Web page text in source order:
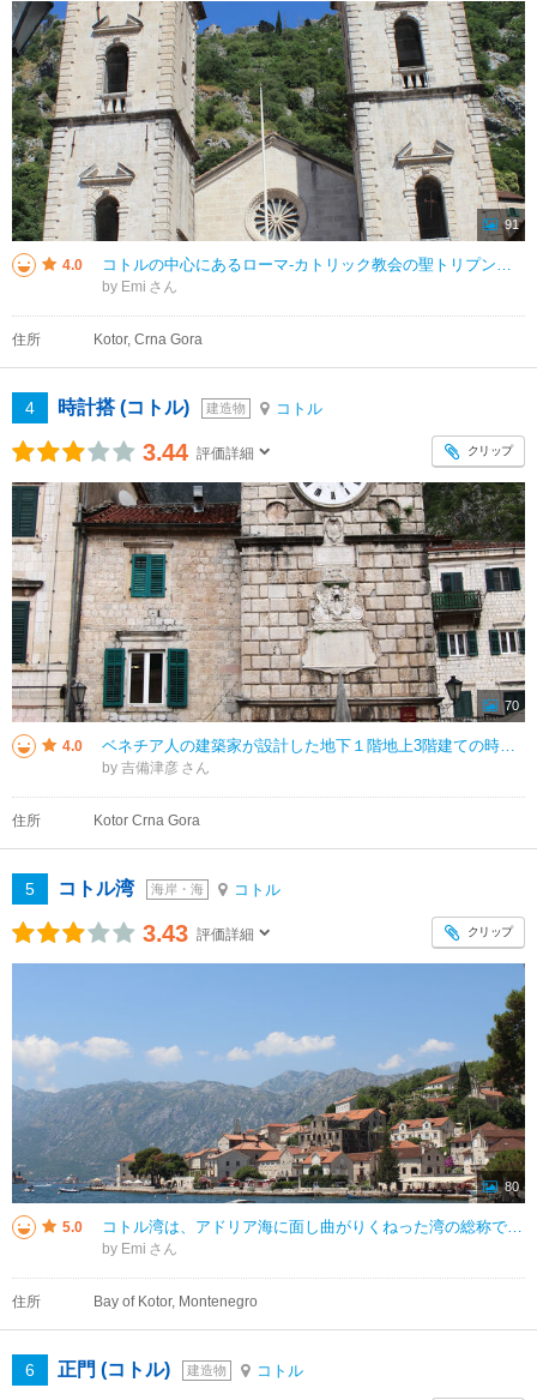
91
4.0 コトルの中心にあるローマ‐カトリック教会の聖トリプン大聖堂は、 コトルの守護聖人トリフォン（トリプン）を祭っています。 ９世紀の教会に起源し、１２世紀にロマネスク様式で建造されましたが、 １６６７年と１９７９年の地震
by Emi
住所 Kotor, Crna Gora
4 時計搭 (コトル) 建造物 コトル
3.44 評価詳細 クリップ
70
4.0 ベネチア人の建築家が設計した地下１階地上3階建ての時計台です。時計台の前に晒し刑にための柱があります。モンテネグロの美しい街コトル、その中心「武器広場」を囲む建物の中に、コトルのシンボル「時計塔」があります。
by 吉備津彦
住所 Kotor Crna Gora
5 コトル湾 海岸・海 コトル
3.43 評価詳細 クリップ
80
5.0 コトル湾は、アドリア海に面し曲がりくねった湾の総称で、 「世界一美しい湾」と称されることもあるそうです。 コトル、リサン、ティヴァト、ペラスト、ヘルツェグ・ノヴィといった中世からの町が良い状態で保存されていて、美しい自
by Emi
住所 Bay of Kotor, Montenegro
6 正門 (コトル) 建造物 コトル